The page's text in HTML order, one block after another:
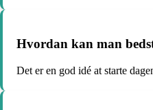
Hvordan kan man
Det er en god idé at starte